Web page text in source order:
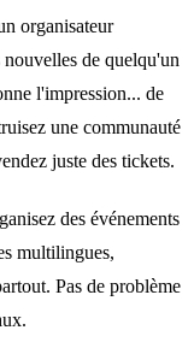
organisateur
de quelqu'un
l'impression... de
une communauté
juste des tickets.
des événements
multilingues,
Pas de problème